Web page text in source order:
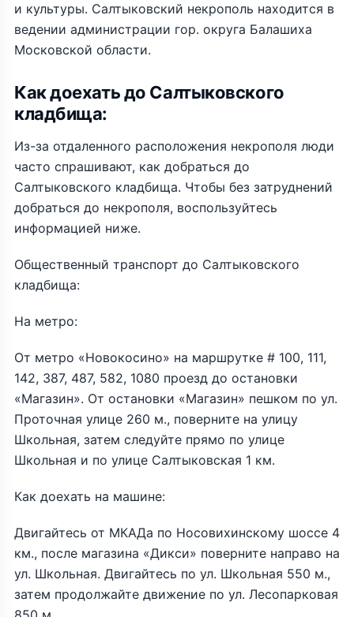
и культуры. Салтыковский некрополь находится в
ведении администрации гор. округа Балашиха
Московской области.
Как доехать до Салтыковского
кладбища:
Из-за отдаленного расположения некрополя люди
часто спрашивают, как добраться до
Салтыковского кладбища. Чтобы без затруднений
добраться до некрополя, воспользуйтесь
информацией ниже.
Общественный транспорт до Салтыковского
кладбища:
На метро:
От метро «Новокосино» на маршрутке # 100, 111,
142, 387, 487, 582, 1080 проезд до остановки
«Магазин». От остановки «Магазин» пешком по ул.
Проточная улице 260 м., поверните на улицу
Школьная, затем следуйте прямо по улице
Школьная и по улице Салтыковская 1 км.
Как доехать на машине:
Двигайтесь от МКАДа по Носовихинскому шоссе 4
км., после магазина «Дикси» поверните направо на
ул. Школьная. Двигайтесь по ул. Школьная 550 м.,
затем продолжайте движение по ул. Лесопарковая